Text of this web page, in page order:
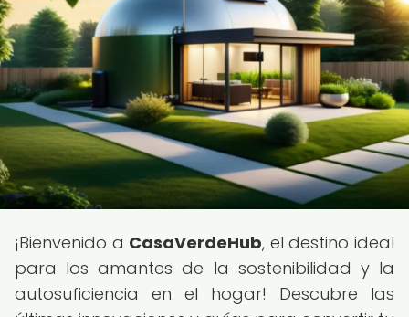
¡Bienvenido a CasaVerdeHub, el destino ideal
para los amantes de la sostenibilidad y la
autosuficiencia en el hogar! Descubre las